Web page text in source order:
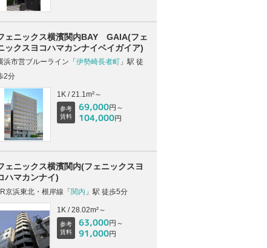
ェニックス横濱関内BAY GAIA(フェ
ックスヨコハマカンナイベイガイア)
浜市営ブルーライン「伊勢崎長者町 」駅 徒
2分
1K / 21.1m²～
参考
賃料
69,000円～
104,000円
ェニックス横濱関内(フェニックスヨ
ハマカンナイ)
京浜東北・根岸線「関内 」駅 徒歩5分
1K / 28.02m²～
参考
賃料
63,000円～
91,000円